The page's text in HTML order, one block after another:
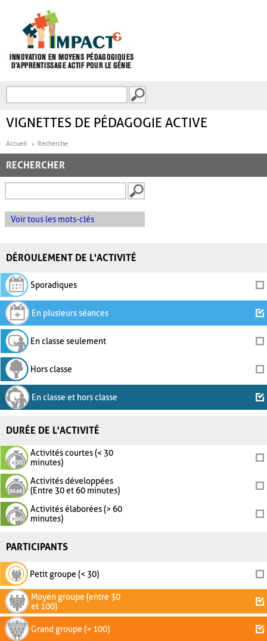
FORMULAIRE DE
VIGNETTES DE PÉDAGOGIE ACTIVE
Accueil Recherche
RECHERCHER
Voir tous les mots-clés
DÉROULEMENT DE L'ACTIVITÉ
Sporadiques
En plusieurs séances
En classe seulement
Hors classe
En classe et hors classe
DURÉE DE L'ACTIVITÉ
Activités courtes (< 30
minutes)
Activités développées
(Entre 30 et 60 minutes)
Activités élaborées (> 60
minutes)
PARTICIPANTS
Petit groupe (< 30)
Moyen groupe (entre 30
et 100)
Grand groupe (> 100)